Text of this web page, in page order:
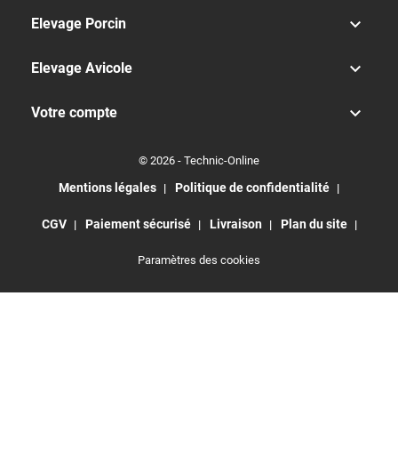
Elevage Porcin 
Elevage Avicole 
Votre compte 
© 2026 - Technic-Online
Mentions légales Politique de confidentialité
CGV Paiement sécurisé Livraison Plan du site
Paramètres des cookies